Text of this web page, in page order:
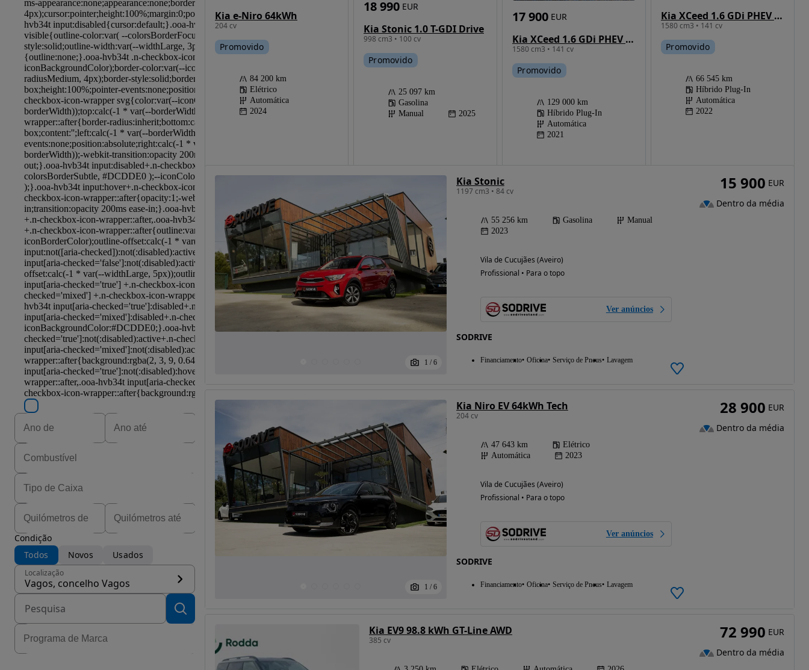
Possibilidade de
financiamento
Condição
Todos
Novos Usados
Localização
Vagos, concelho Vagos
Kia e-Niro 64kWh
204 cv
Promovido
84 200 km
Elétrico
Automática
2024
Kia Stonic 1.0 T-GDI Drive
998 cm3 • 100 cv
18 990 EUR
Promovido
25 097 km
Gasolina
Manual
2025
Kia XCeed 1.6 GDi PHEV First Edition
1580 cm3 • 141 cv
17 900 EUR
Promovido
129 000 km
Híbrido Plug-In
Automática
2021
Kia XCeed 1.6 GDi PHEV Drive
1580 cm3 • 141 cv
Promovido
66 545 km
Híbrido Plug-In
Automática
2022
1 / 6
Kia Stonic
1197 cm3 • 84 cv
55 256 km Gasolina
Manual
2023
Vila de Cucujães (Aveiro)
Profissional • Para o topo
Ver anúncios
SODRIVE
Financiamento Oficina Serviço de Pneus Lavagem
15 900 EUR
Dentro da média
1 / 6
Kia Niro EV 64kWh Tech
204 cv
47 643 km
Elétrico
Automática
2023
Vila de Cucujães (Aveiro)
Profissional • Para o topo
Ver anúncios
SODRIVE
Financiamento Oficina Serviço de Pneus Lavagem
28 900 EUR
Dentro da média
Kia EV9 98.8 kWh GT-Line AWD
385 cv 72 990 EUR
Dentro da média